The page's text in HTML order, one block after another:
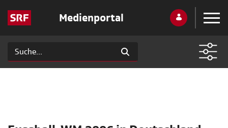
Medienportal